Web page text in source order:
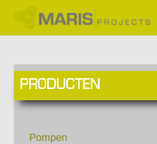
main
PRODUCTEN
Pompen